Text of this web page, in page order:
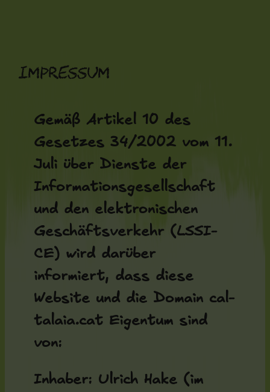
Impressum
Gemäß Artikel 10 des
Gesetzes 34/2002 vom 11.
Juli über Dienste der
Informationsgesellschaft
und den elektronischen
Geschäftsverkehr (LSSI-
CE) wird darüber
informiert, dass diese
Website und die Domain cal-
talaia.cat Eigentum sind
von:
Inhaber: Ulrich Hake (im